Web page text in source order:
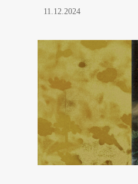
11.12.2024